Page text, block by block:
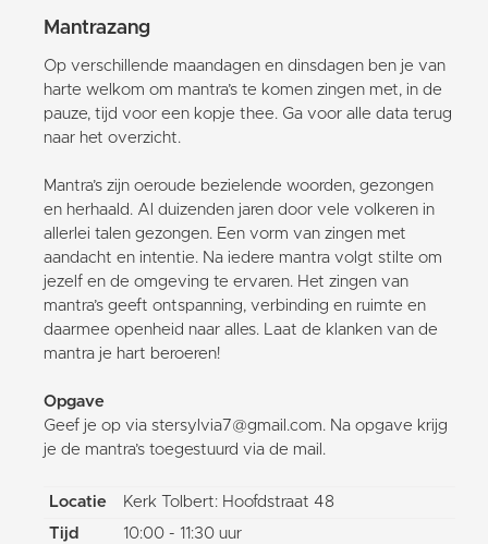
Mantrazang
Op verschillende maandagen en dinsdagen ben je van
harte welkom om mantra’s te komen zingen met, in de
pauze, tijd voor een kopje thee. Ga voor alle data terug
naar het overzicht.
Mantra’s zijn oeroude bezielende woorden, gezongen
en herhaald. Al duizenden jaren door vele volkeren in
allerlei talen gezongen. Een vorm van zingen met
aandacht en intentie. Na iedere mantra volgt stilte om
jezelf en de omgeving te ervaren. Het zingen van
mantra’s geeft ontspanning, verbinding en ruimte en
daarmee openheid naar alles. Laat de klanken van de
mantra je hart beroeren!
Opgave
Geef je op via stersylvia7@gmail.com. Na opgave krijg
je de mantra’s toegestuurd via de mail.
Locatie
Kerk Tolbert: Hoofdstraat 48
Tijd
10:00 - 11:30 uur